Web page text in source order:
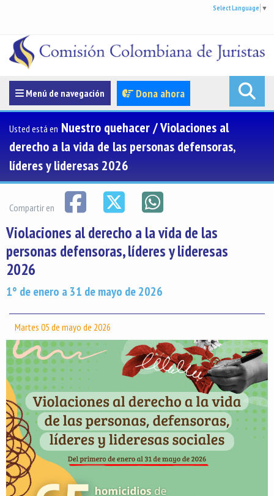
Select Language ▼
Menúde navegación
Menú de navegación Dona ahora
Usted está en Nuestro quehacer / Violaciones al
derecho a la vida de las personas defensoras,
líderes y lideresas 2026
Compartir en
Violaciones al derecho a la vida de las
personas defensoras, líderes y lideresas
2026
1° de enero a 31 de mayo de 2026
Martes 05 de mayo de 2026